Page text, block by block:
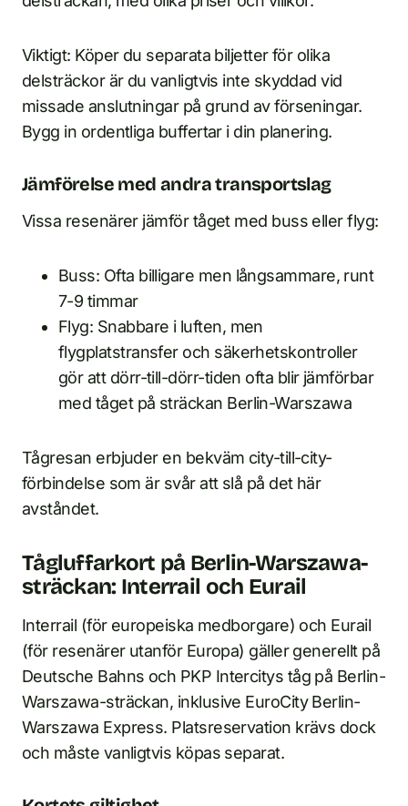
Viktigt: Köper du separata biljetter för olika
delsträckor är du vanligtvis inte skyddad vid
missade anslutningar på grund av förseningar.
Bygg in ordentliga buffertar i din planering.
Jämförelse med andra transportslag
Vissa resenärer jämför tåget med buss eller flyg:
Buss: Ofta billigare men långsammare, runt
7-9 timmar
Flyg: Snabbare i luften, men
flygplatstransfer och säkerhetskontroller
gör att dörr-till-dörr-tiden ofta blir jämförbar
med tåget på sträckan Berlin-Warszawa
Tågresan erbjuder en bekväm city-till-city-
förbindelse som är svår att slå på det här
avståndet.
Tågluffarkort på Berlin-Warszawa-
sträckan: Interrail och Eurail
Interrail (för europeiska medborgare) och Eurail
(för resenärer utanför Europa) gäller generellt på
Deutsche Bahns och PKP Intercitys tåg på Berlin-
Warszawa-sträckan, inklusive EuroCity Berlin-
Warszawa Express. Platsreservation krävs dock
och måste vanligtvis köpas separat.